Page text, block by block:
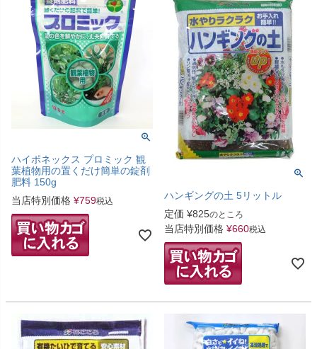
ハイポネックス プロミック 観
葉植物用の置くだけ簡単の錠剤
肥料 150g
当店特別価格 ¥759税込
ハンギングの土 5リットル
定価 ¥825のところ
当店特別価格 ¥660税込